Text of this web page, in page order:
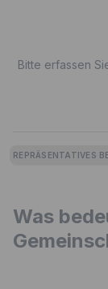
Bitte erfassen
REPRÄSENTATIVES
Was